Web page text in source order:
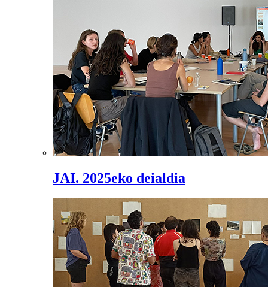
JAI. 2025eko deialdia